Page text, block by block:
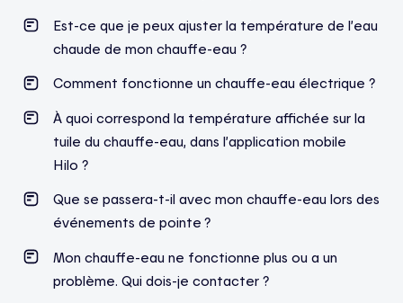
Est-ce que je peux ajuster la température de l’eau
chaude de mon chauffe-eau ?
Comment fonctionne un chauffe-eau électrique ?
À quoi correspond la température affichée sur la
tuile du chauffe-eau, dans l’application mobile
Hilo ?
Que se passera-t-il avec mon chauffe-eau lors des
événements de pointe ?
Mon chauffe-eau ne fonctionne plus ou a un
problème. Qui dois-je contacter ?